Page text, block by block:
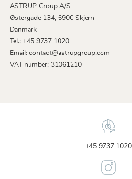
ASTRUP Group A/S
Østergade 134, 6900 Skjern
Danmark
Tel.: +45 9737 1020
Email: contact@astrupgroup.com
VAT number: 31061210
+45 9737 1020